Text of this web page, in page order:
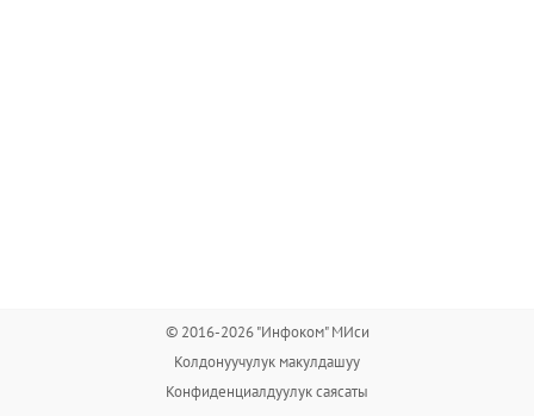
© 2016-2026 "Инфоком" МИси
Колдонуучулук макулдашуу
Конфиденциалдуулук саясаты